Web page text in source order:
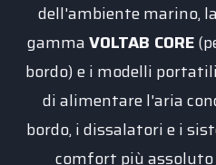
dell'ambiente marino,
gammaVOLTAB CORE
bordo) e i modelli portatili
di alimentare l'aria
bordo, i dissalatori e i
comfort più assoluto